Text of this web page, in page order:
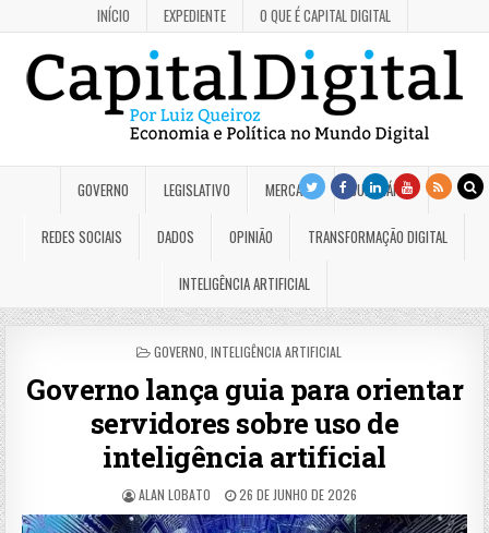
INÍCIO EXPEDIENTE O QUE É CAPITAL DIGITAL
GOVERNO LEGISLATIVO MERCADO JUDICIÁRIO
REDES SOCIAIS DADOS OPINIÃO TRANSFORMAÇÃO DIGITAL
INTELIGÊNCIA ARTIFICIAL
POSTED
GOVERNO INTELIGÊNCIA ARTIFICIAL
Governo lança guia para orientar
servidores sobre uso de
inteligência artificial
ALAN LOBATO 26 DE JUNHO DE 2026